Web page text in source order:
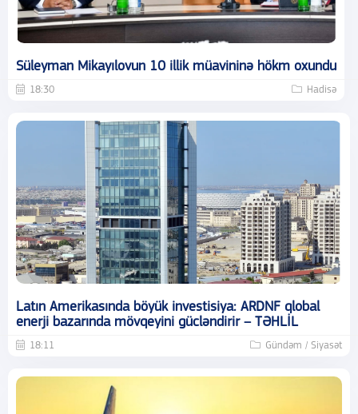
Süleyman Mikayılovun 10 illik müavininə hökm oxundu
18:30 Hadisə
Latın Amerikasında böyük investisiya: ARDNF qlobal
enerji bazarında mövqeyini gücləndirir – TƏHLİL
18:11 Gündəm / Siyasət